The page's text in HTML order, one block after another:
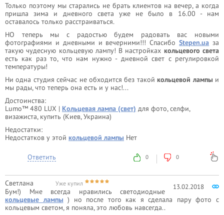
Только поэтому мы старались не брать клиентов на вечер, а когда
пришла зима и дневного света уже не было в 16.00 - нам
оставалось только расстраиваться.
НО теперь мы с радостью будем радовать вас новыми
фотографиями и дневными и вечерними!!! СпасибоStepen.ua за
такую чудесную кольцевую лампу! В настройках кольцевого света
есть как раз то, что нам нужно - дневной свет с регулировкой
температуры!
Ни одна студия сейчас не обходится без такойкольцевой лампы и
мы рады, что теперь она есть и у нас!...
Достоинства:
Lumo™ 480 LUX | Кольцевая лампа (свет) для фото, селфи,
визажиста, купить (Киев, Украина)
Недостатки:
Недостатков у этой кольцевой лампы Нет
Ответить 0 0
13.02.2018
Светлана Уже купил
Бум!) Мне всегда нравились светодиодные
кольцевые лампы ) но после того как я сделала пару фото с
кольцевым светом, я поняла, это любовь навсегда..